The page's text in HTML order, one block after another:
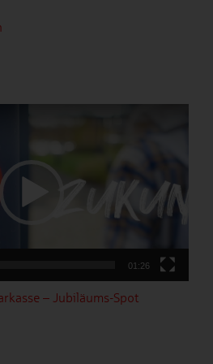
01:26
– Jubiläums-Spot